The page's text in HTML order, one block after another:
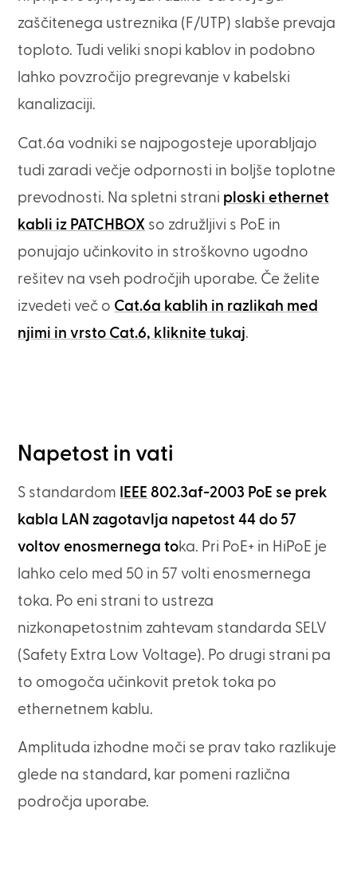
zaščitenega ustreznika (F/UTP) slabše prevaja
toploto. Tudi veliki snopi kablov in podobno
lahko povzročijo pregrevanje v kabelski
kanalizaciji.
Cat.6a vodniki se najpogosteje uporabljajo
tudi zaradi večje odpornosti in boljše toplotne
prevodnosti. Na spletni strani ploski ethernet
kabli iz PATCHBOX so združljivi s PoE in
ponujajo učinkovito in stroškovno ugodno
rešitev na vseh področjih uporabe. Če želite
izvedeti več o Cat.6a kablih in razlikah med
njimi in vrsto Cat.6, kliknite tukaj.
Napetost in vati
S standardom IEEE 802.3af-2003 PoE se prek
kabla LAN zagotavlja napetost 44 do 57
voltov enosmernega toka. Pri PoE+ in HiPoE je
lahko celo med 50 in 57 volti enosmernega
toka. Po eni strani to ustreza
nizkonapetostnim zahtevam standarda SELV
(Safety Extra Low Voltage). Po drugi strani pa
to omogoča učinkovit pretok toka po
ethernetnem kablu.
Amplituda izhodne moči se prav tako razlikuje
glede na standard, kar pomeni različna
področja uporabe.